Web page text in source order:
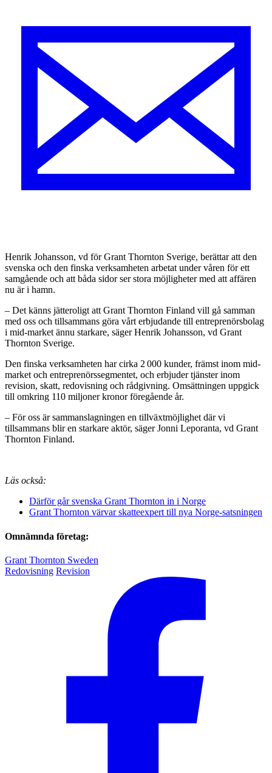
Henrik Johansson, vd för Grant Thornton Sverige, berättar att den
svenska och den finska verksamheten arbetat under våren för ett
samgående och att båda sidor ser stora möjligheter med att affären
nu är i hamn.
– Det känns jätteroligt att Grant Thornton Finland vill gå samman
med oss och tillsammans göra vårt erbjudande till entreprenörsbolag
i mid-market ännu starkare, säger Henrik Johansson, vd Grant
Thornton Sverige.
Den finska verksamheten har cirka 2 000 kunder, främst inom mid-
market och entreprenörssegmentet, och erbjuder tjänster inom
revision, skatt, redovisning och rådgivning. Omsättningen uppgick
till omkring 110 miljoner kronor föregående år.
– För oss är sammanslagningen en tillväxtmöjlighet där vi
tillsammans blir en starkare aktör, säger Jonni Leporanta, vd Grant
Thornton Finland.
Läs också:
Därför går svenska Grant Thornton in i Norge
Grant Thornton värvar skatteexpert till nya Norge-satsningen
Omnämnda företag:
Grant Thornton Sweden
Redovisning Revision